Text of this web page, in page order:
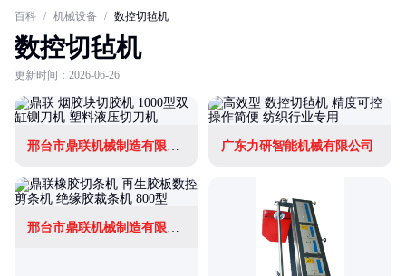
百科 / 机械设备 / 数控切毡机
数控切毡机
更新时间：2026-06-26
邢台市鼎联机械制造有限公司 广东力研智能机械有限公司
邢台市鼎联机械制造有限公司